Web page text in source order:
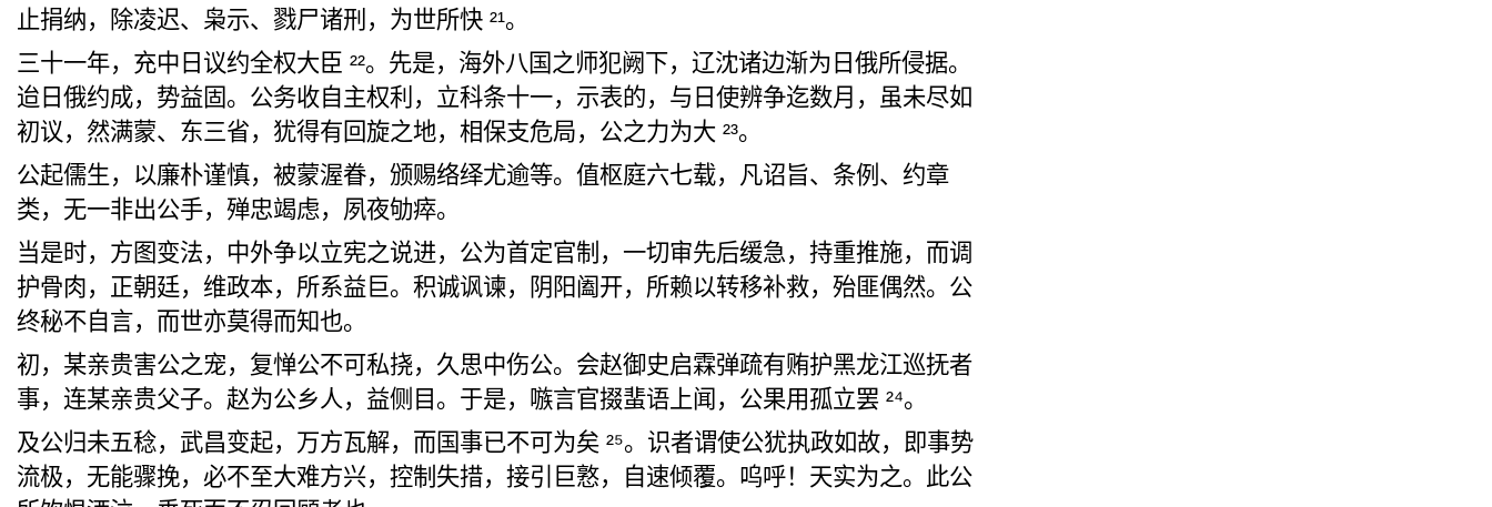
止捐纳，除凌迟、枭示、戮尸诸刑，为世所快 ²¹。
三十一年，充中日议约全权大臣 ²²。先是，海外八国之师犯阙下， 辽沈诸边渐为 日俄所侵据。
迨 日俄约成， 势益固 。公务收自主权利， 立科条十一， 示表的，与日使辨争迄数月，虽未尽如
初议， 然满蒙、东三省，犹得有回旋之地，相保支危局，公之力为大 ²³。
公起儒生，以廉朴谨慎，被蒙渥眷，颁赐络绎尤逾等。值枢庭六七载，凡诏旨、条例、约章
类，无一非出公手，殚忠竭虑，夙夜劬瘁。
当是时，方图变法，中外争以立宪之说进，公为首定官制，一切审先后缓急，持重推施，而调
护骨肉，正朝廷， 维政本，所系益巨。积诚讽谏，阴阳阖 开，所赖以转移补救，殆匪偶然。 公
终秘不自言，而世亦莫得而知也。
初，某亲贵害公之宠，复惮公不可私挠，久思中伤公。 会赵御史启霖弹疏有贿护黑龙江巡抚者
事，连某亲贵父子。赵为公乡人，益侧目。于是，
嗾言官掇蜚语上闻，公果用孤立罢 ²⁴。
及公归未五稔，武昌变起，万方瓦解，而国事已不可为矣 ²⁵。 识者谓使公犹执政如故，即事势
流极，无能骤挽，必不至大难方兴，控制失措，接引巨憝，自速倾覆。呜呼！天实为之。此公